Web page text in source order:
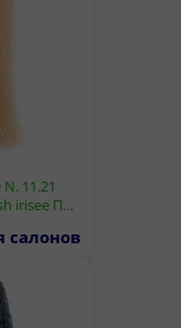
11.21
irisee П…
салонов